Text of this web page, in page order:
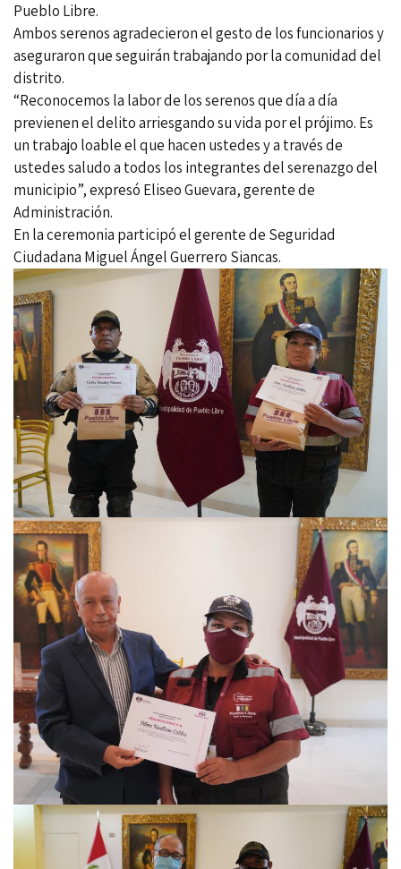
Pueblo Libre.
Ambos serenos agradecieron el gesto de los funcionarios y
aseguraron que seguirán trabajando por la comunidad del
distrito.
“Reconocemos la labor de los serenos que día a día
previenen el delito arriesgando su vida por el prójimo. Es
un trabajo loable el que hacen ustedes y a través de
ustedes saludo a todos los integrantes del serenazgo del
municipio”, expresó Eliseo Guevara, gerente de
Administración.
En la ceremonia participó el gerente de Seguridad
Ciudadana Miguel Ángel Guerrero Siancas.